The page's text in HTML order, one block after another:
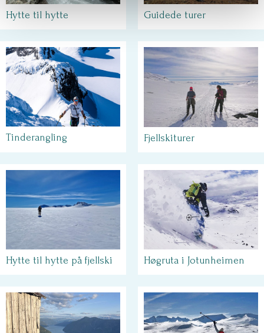
Hytte til hytte Guidede turer
Tinderangling Fjellskiturer
Hytte til hytte på fjellski Høgruta i Jotunheimen